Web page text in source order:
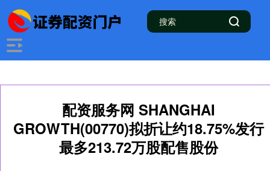
配资服务网 SHANGHAI
GROWTH(00770)拟折让约18.75%发行
最多213.72万股配售股份